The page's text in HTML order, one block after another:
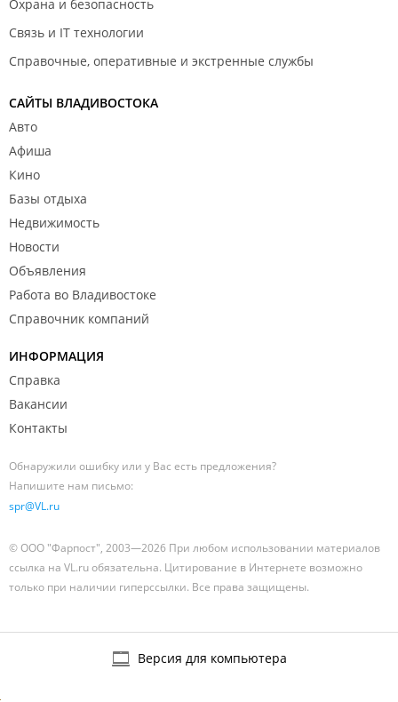
Охрана и безопасность
Связь и IT технологии
Справочные, оперативные и экстренные службы
САЙТЫ ВЛАДИВОСТОКА
Авто
Афиша
Кино
Базы отдыха
Недвижимость
Новости
Объявления
Работа во Владивостоке
Справочник компаний
ИНФОРМАЦИЯ
Справка
Вакансии
Контакты
Обнаружили ошибку или у Вас есть предложения?
Напишите нам письмо:
spr@VL.ru
© ООО "Фарпост", 2003—2026 При любом использовании материалов
ссылка на VL.ru обязательна. Цитирование в Интернете возможно
только при наличии гиперссылки. Все права защищены.
Версия для компьютера